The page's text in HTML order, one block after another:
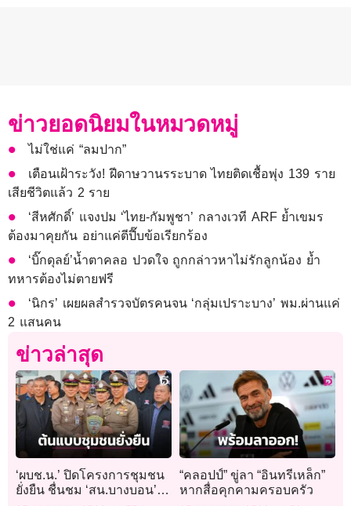
ข่าวยอดนิยมในหมวดหมู่
ไม่ใช่แค่ “ลมปาก”
เตือนเฝ้าระวัง! ฝีดาษวานรระบาด ไทยติดเชื้อพุ่ง 139 ราย
เสียชีวิตแล้ว 2 ราย
‘สีหศักดิ์’ แจงปม ‘ไทย-กัมพูชา’ กลางเวที ARF ย้ำเขมร
ต้องมาคุยกัน อย่าแค่ตีปี๊บข้อเรียกร้อง
‘บิ๊กดุลย์’น้ำตาคลอ ปวดใจ ถูกกล่าวหาไม่รักลูกน้อง ย้ำ
ทหารต้องไม่ตายฟรี
‘นิกร’ เผยผลสำรวจบัตรคนจน ‘กลุ่มเปราะบาง’ พม.ผ่านแค่
2 แสนคน
ข่าวล่าสุด
‘ผบช.น.’ ปิดโครงการชุมชน
ยั่งยืน ชื่นชม ‘สน.บางบอน’
“คลอปป์” ขู่ลา “อินทรีเหล็ก”
หากสื่อคุกคามครอบครัว